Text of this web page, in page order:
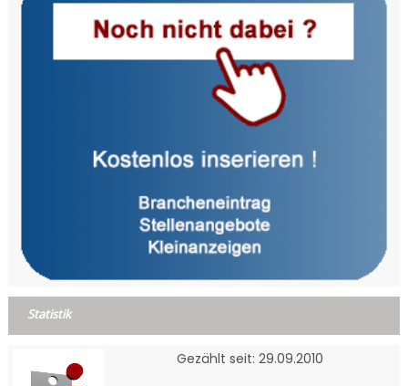
Statistik
Gezählt seit: 29.09.2010